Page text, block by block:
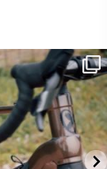
pensata per affrontare
lunghe...
26 0